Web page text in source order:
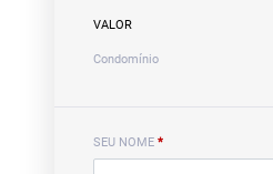
VALOR
Condomínio
SEU NOME *